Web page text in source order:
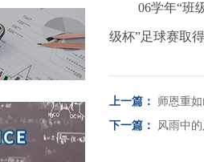
06学年“班
级杯”足球赛取
上一篇： 师恩重
下一篇：
风雨中